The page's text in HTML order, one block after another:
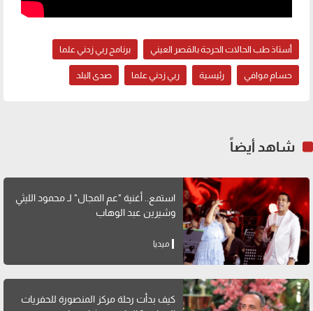
أستاذ طب الحالات الحرجة بالقصر العيني برنامج ربي زدني علما
حسام موافي رئيسية ربي زدني علما صدى البلد
شاهد أيضاً
استمع.. أغنية "عم المجال" لـ محمود الليثي
وشيرين عبد الوهاب
ميديا
كيف بدأت رحلة مركز المنصورة للحفريات